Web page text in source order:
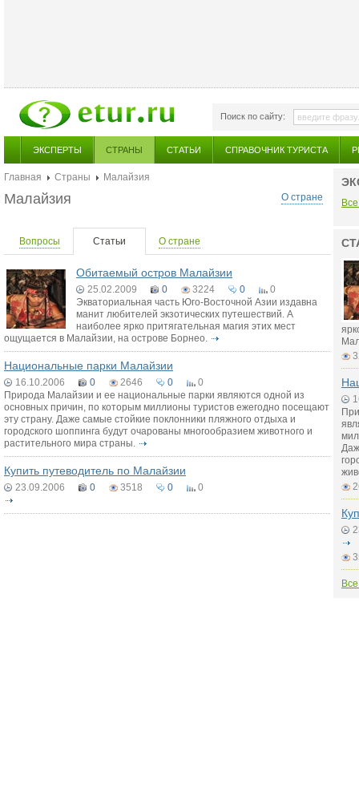
Поиск по сайту:
ЭКСПЕРТЫ СТРАНЫ СТАТЬИ СПРАВОЧНИК ТУРИСТА
Главная Страны
Малайзия
О стране
Малайзия
Вопросы Статьи О стране
Обитаемый остров Малайзии
25.02.2009 0 3224 0
0
Экваториальная часть Юго-Восточной Азии издавна
манит любителей экзотических путешествий. А
наиболее ярко притягательная магия этих мест
ощущается в Малайзии, на острове Борнео.
Национальные парки Малайзии
16.10.2006 0 2646 0
0
Природа Малайзии и ее национальные парки являются одной из
основных причин, по которым миллионы туристов ежегодно посещают
эту страну. Даже самые стойкие поклонники пляжного отдыха и
городского шоппинга будут очарованы многообразием животного и
растительного мира страны.
Купить путеводитель по Малайзии
23.09.2006 0 3518 0 0